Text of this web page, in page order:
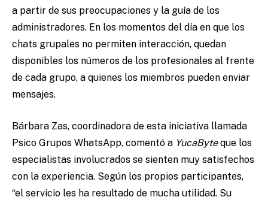
a partir de sus preocupaciones y la guía de los
administradores. En los momentos del día en que los
chats grupales no permiten interacción, quedan
disponibles los números de los profesionales al frente
de cada grupo, a quienes los miembros pueden enviar
mensajes.
Bárbara Zas, coordinadora de esta iniciativa llamada
Psico Grupos WhatsApp, comentó a YucaByteque los
especialistas involucrados se sienten muy satisfechos
con la experiencia. Según los propios participantes,
“el servicio les ha resultado de mucha utilidad. Su